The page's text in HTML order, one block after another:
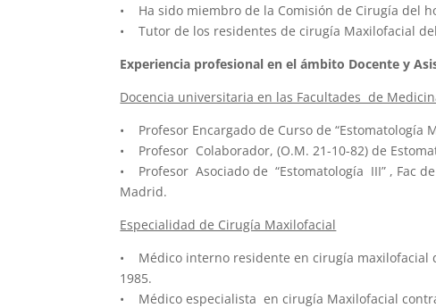
• Ha sido miembro de la Comisión de Cirugía del
• Tutor de los residentes de cirugía Maxilofacial
Experiencia profesional en el ámbito Docente y
Docencia universitaria en las Facultades de
• Profesor Encargado de Curso de “Estomatología
• Profesor Colaborador, (O.M. 21-10-82) de
• Profesor Asociado de “Estomatología III” , Fac
Madrid.
Especialidad de Cirugía Maxilofacial
• Médico interno residente en cirugía maxilofacial
1985.
• Médico especialista en cirugía Maxilofacial